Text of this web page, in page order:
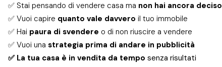
✅ Stai pensando di vendere casa ma non hai ancora deciso
✅ Vuoi capire quanto vale davvero il tuo immobile
✅ Hai paura di svendere o di non riuscire a vendere
✅ Vuoi una strategia prima di andare in pubblicità
✅ La tua casa è in vendita da tempo senza risultati